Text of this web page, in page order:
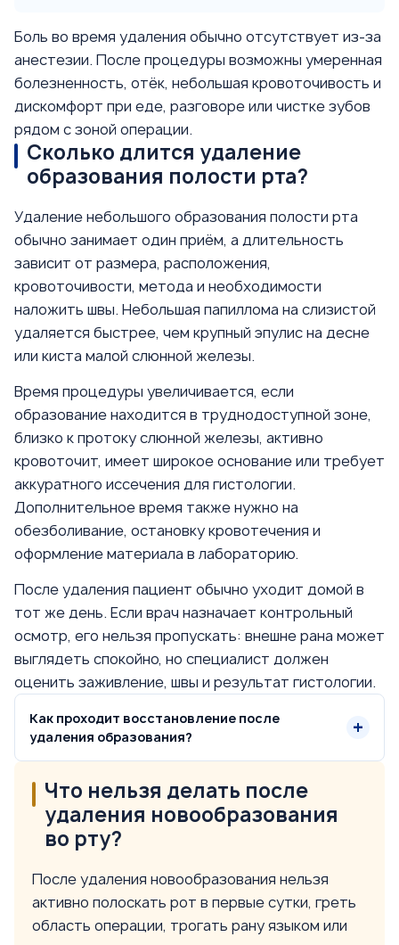
Боль во время удаления обычно отсутствует из-за
анестезии. После процедуры возможны умеренная
болезненность, отёк, небольшая кровоточивость и
дискомфорт при еде, разговоре или чистке зубов
рядом с зоной операции.
Сколько длится удаление
образования полости рта?
Удаление небольшого образования полости рта
обычно занимает один приём, а длительность
зависит от размера, расположения,
кровоточивости, метода и необходимости
наложить швы. Небольшая папиллома на слизистой
удаляется быстрее, чем крупный эпулис на десне
или киста малой слюнной железы.
Время процедуры увеличивается, если
образование находится в труднодоступной зоне,
близко к протоку слюнной железы, активно
кровоточит, имеет широкое основание или требует
аккуратного иссечения для гистологии.
Дополнительное время также нужно на
обезболивание, остановку кровотечения и
оформление материала в лабораторию.
После удаления пациент обычно уходит домой в
тот же день. Если врач назначает контрольный
осмотр, его нельзя пропускать: внешне рана может
выглядеть спокойно, но специалист должен
оценить заживление, швы и результат гистологии.
Как проходит восстановление после
удаления образования?
Что нельзя делать после
удаления новообразования
во рту?
После удаления новообразования нельзя
активно полоскать рот в первые сутки, греть
область операции, трогать рану языком или